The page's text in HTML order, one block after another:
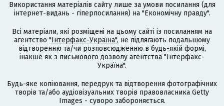
Використання матеріалів сайту лише за умови посилання (для
інтернет-видань - гіперпосилання) на "Економічну правду".
Всі матеріали, які розміщені на цьому сайті із посиланням на
агентство "Інтерфакс-Україна", не підлягають подальшому
відтворенню та/чи розповсюдженню в будь-якій формі,
інакше як з письмового дозволу агентства "Інтерфакс-
Україна".
Будь-яке копіювання, передрук та відтворення фотографічних
творів та/або аудіовізуальних творів правовласника Getty
Images - суворо забороняється.